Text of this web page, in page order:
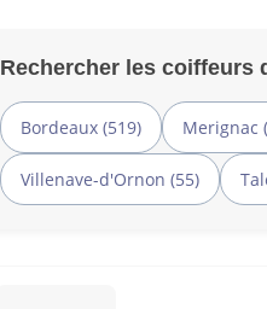
Rechercher les coiffeurs
Bordeaux (519) Merignac
Villenave-d'Ornon (55)